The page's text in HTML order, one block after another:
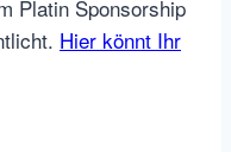
Platin Sponsorship
Hier könnt Ihr